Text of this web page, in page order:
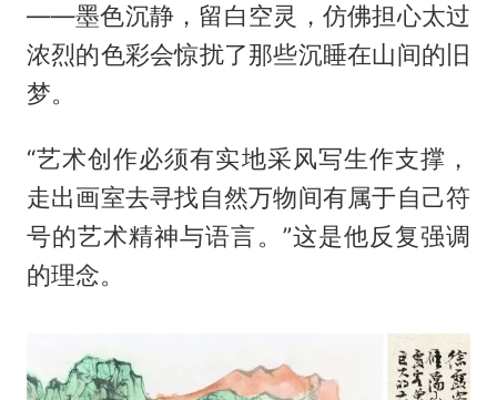
——墨色沉静，留白空灵，仿佛担心太过
浓烈的色彩会惊扰了那些沉睡在山间的旧
梦。
“艺术创作必须有实地采风写生作支撑，
走出画室去寻找自然万物间有属于自己符
号的艺术精神与语言。”这是他反复强调
的理念。